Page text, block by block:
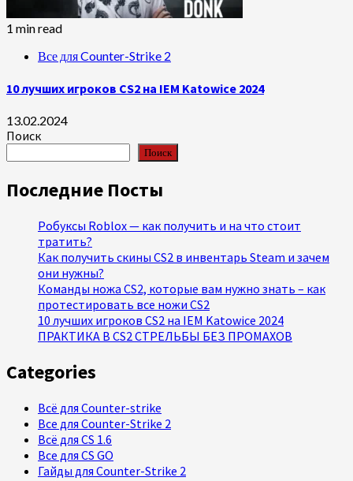
1 min read
Все для Counter-Strike 2
10 лучших игроков CS2 на IEM Katowice 2024
13.02.2024
Поиск
Поиск
Последние Посты
Робуксы Roblox — как получить и на что стоит
тратить?
Как получить скины CS2 в инвентарь Steam и зачем
они нужны?
Команды ножа CS2, которые вам нужно знать – как
протестировать все ножи CS2
10 лучших игроков CS2 на IEM Katowice 2024
ПРАКТИКА В CS2 СТРЕЛЬБЫ БЕЗ ПРОМАХОВ
Categories
Всё для Counter-strike
Все для Counter-Strike 2
Всё для CS 1.6
Все для CS GO
Гайды для Counter-Strike 2